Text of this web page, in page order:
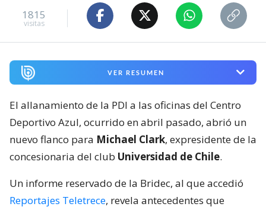
1815
visitas
VER RESUMEN
El allanamiento de la PDI a las oficinas del Centro
Deportivo Azul, ocurrido en abril pasado, abrió un
nuevo flanco para Michael Clark, expresidente de la
concesionaria del club Universidad de Chile.
Un informe reservado de la Bridec, al que accedió
Reportajes Teletrece, revela antecedentes que